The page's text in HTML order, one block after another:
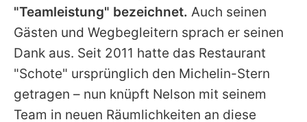
"Teamleistung" bezeichnet. Auch seinen
Gästen und Wegbegleitern sprach er seinen
Dank aus. Seit 2011 hatte das Restaurant
"Schote" ursprünglich den Michelin-Stern
getragen – nun knüpft Nelson mit seinem
Team in neuen Räumlichkeiten an diese